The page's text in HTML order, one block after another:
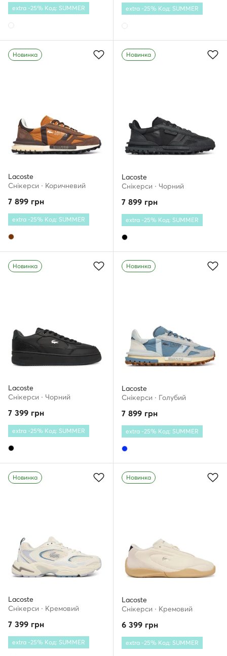
extra -25% Код: SUMMER extra -25% Код: SUMMER
Новинка
Lacoste
Снікерcи · Коричневий
7 899 грн
extra -25% Код: SUMMER
Новинка
Lacoste
Снікерcи · Чорний
7 899 грн
extra -25% Код: SUMMER
Новинка
Lacoste
Снікерcи · Чорний
7 399 грн
extra -25% Код: SUMMER
Новинка
Lacoste
Снікерcи · Голубий
7 899 грн
extra -25% Код: SUMMER
Новинка
Lacoste
Снікерcи · Кремовий
7 399 грн
extra -25% Код: SUMMER
Новинка
Lacoste
Снікерcи · Кремовий
6 399 грн
extra -25% Код: SUMMER